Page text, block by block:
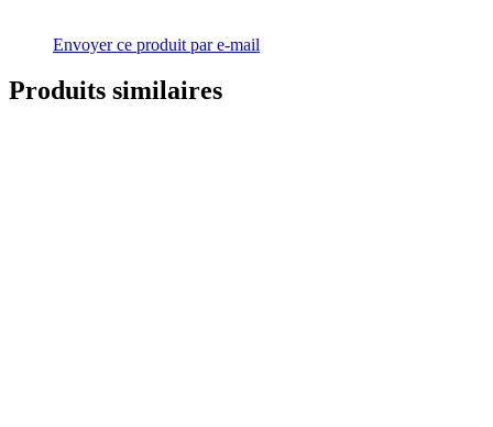
Envoyer ce produit par e-mail
Produits similaires